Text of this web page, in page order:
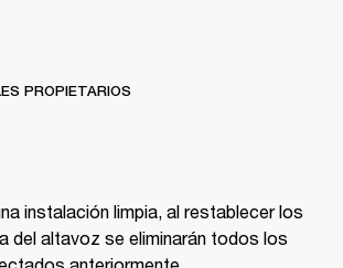
PROPIETARIOS
instalación limpia, al restablecer los
del altavoz se eliminarán todos los